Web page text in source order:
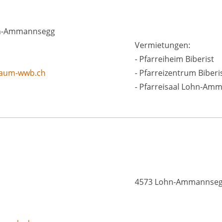
wwb.ch
Vermietungen:
- Pfarreiheim Biberist
- Pfarreizentrum
- Pfarreisaal Lohn-
4573 Lohn-